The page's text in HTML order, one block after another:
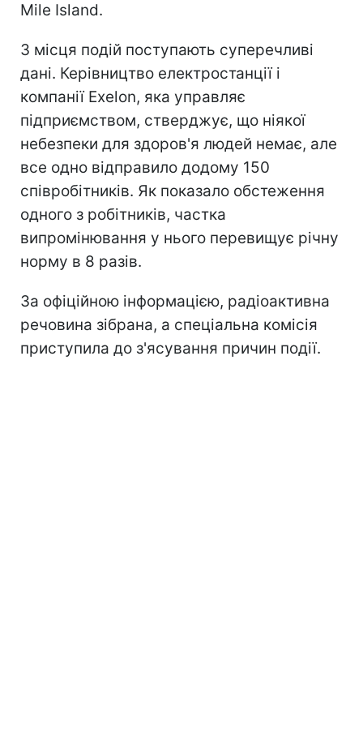
Mile Island.
З місця подій поступають суперечливі
дані. Керівництво електростанції і
компанії Exelon, яка управляє
підприємством, стверджує, що ніякої
небезпеки для здоров'я людей немає, але
все одно відправило додому 150
співробітників. Як показало обстеження
одного з робітників, частка
випромінювання у нього перевищує річну
норму в 8 разів.
За офіційною інформацією, радіоактивна
речовина зібрана, а спеціальна комісія
приступила до з'ясування причин події.